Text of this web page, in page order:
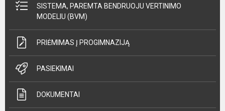
SISTEMA, PAREMTA BENDRUOJU VERTINIMO
MODELIU (BVM)
PRIĖMIMAS Į PROGIMNAZIJĄ
PASIEKIMAI
DOKUMENTAI